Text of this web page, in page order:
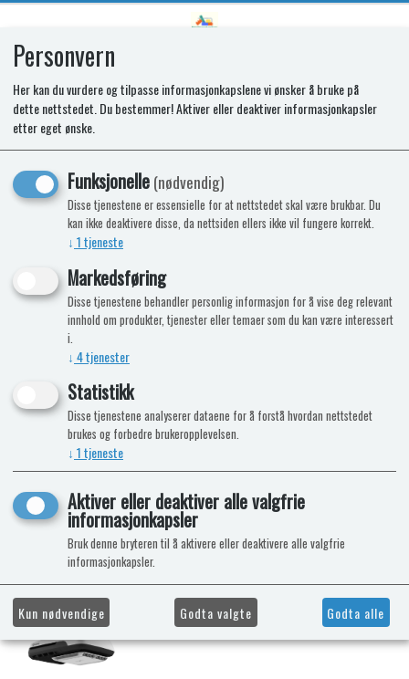
Aventa Comfort 2G, hvit
Leveringsklar fra 1. januar 2025
Nyhet
Personvern
Her kan du vurdere og tilpasse informasjonkapslene vi ønsker å bruke på
dette nettstedet. Du bestemmer! Aktiver eller deaktiver informasjonkapsler
etter eget ønske.
Funksjonelle(nødvendig)
Disse tjenestene er essensielle for at nettstedet skal være brukbar. Du
kan ikke deaktivere disse, da nettsiden ellers ikke vil fungere korrekt.
↓ 1tjeneste
Markedsføring
Disse tjenestene behandler personlig informasjon for å vise deg relevant
innhold om produkter, tjenester eller temaer som du kan være interessert
i.
↓ 4tjenester
Statistikk
Disse tjenestene analyserer dataene for å forstå hvordan nettstedet
brukes og forbedre brukeropplevelsen.
↓ 1tjeneste
Aktiver eller deaktiver alle valgfrie
informasjonkapsler
Bruk denne bryteren til å aktivere eller deaktivere alle valgfrie
informasjonkapsler.
Kun nødvendige Godta valgte Godta alle